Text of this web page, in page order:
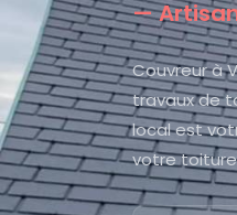
—
Couvreur à
travaux de
local est
votre